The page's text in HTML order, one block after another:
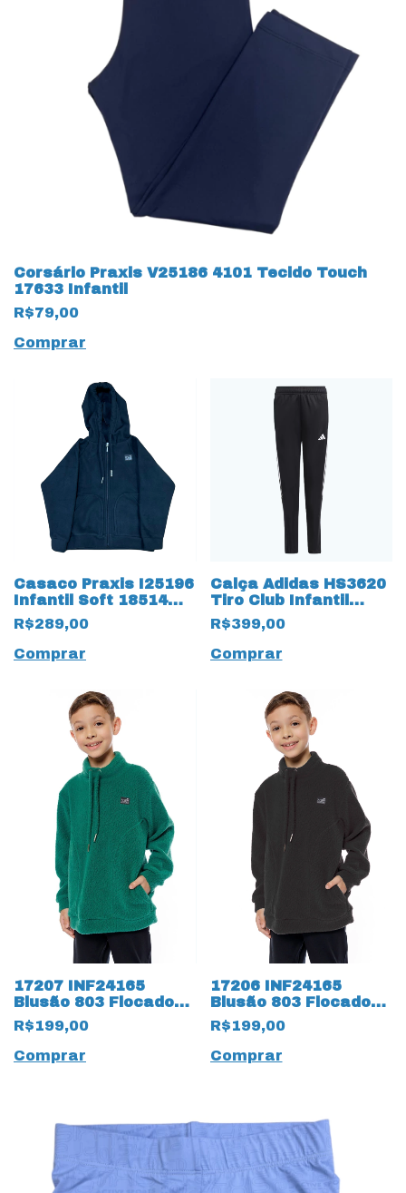
Corsário Praxis V25186 4101 Tecido Touch
17633 Infantil
R$79,00
Comprar
Casaco Praxis I25196
Infantil Soft 18514
Thermo
R$289,00
Comprar
Calça Adidas HS3620
Tiro Club Infantil
Clássica Colegial 3
Listras 16072 Preto
R$399,00
Comprar
17207 INF24165
Blusão 803 Flocado
17207 Verde
R$199,00
Comprar
17206 INF24165
Blusão 803 Flocado
17206 Preto
R$199,00
Comprar